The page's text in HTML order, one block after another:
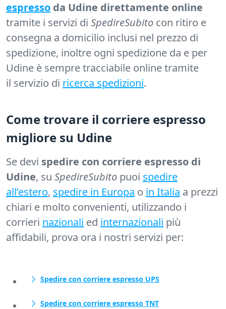
espresso da Udine direttamente online
tramite i servizi di SpedireSubito con ritiro e
consegna a domicilio inclusi nel prezzo di
spedizione, inoltre ogni spedizione da e per
Udine è sempre tracciabile online tramite
il servizio di ricerca spedizioni.
Come trovare il corriere espresso
migliore su Udine
Se devi spedire con corriere espresso di
Udine, su SpedireSubito puoi spedire
all’estero, spedire in Europa o in Italia a prezzi
chiari e molto convenienti, utilizzando i
corrieri nazionali ed internazionali più
affidabili, prova ora i nostri servizi per:
Spedire con corriere espresso UPS
Spedire con corriere espresso TNT